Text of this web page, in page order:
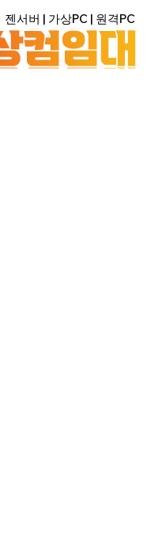
젠서버 | 가상PC | 원격PC